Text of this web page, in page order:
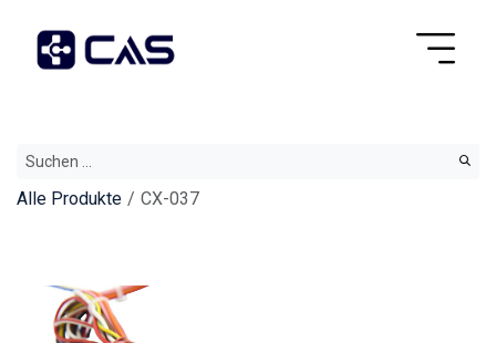
Alle Produkte CX-037